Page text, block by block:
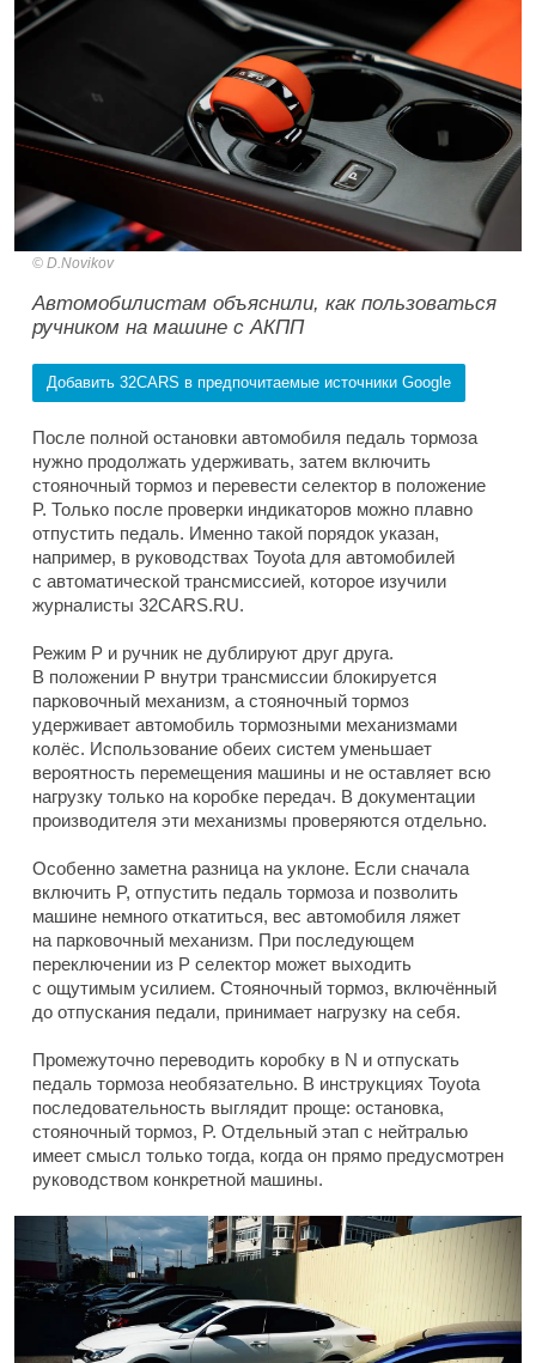
D.Novikov
Автомобилистам объяснили, как пользоваться
ручником на машине с АКПП
Добавить 32CARS в предпочитаемые источники Google
После полной остановки автомобиля педаль тормоза
нужно продолжать удерживать, затем включить
стояночный тормоз и перевести селектор в положение
P. Только после проверки индикаторов можно плавно
отпустить педаль. Именно такой порядок указан,
например, в руководствах Toyota для автомобилей
с автоматической трансмиссией, которое изучили
журналисты 32CARS.RU.
Режим P и ручник не дублируют друг друга.
В положении P внутри трансмиссии блокируется
парковочный механизм, а стояночный тормоз
удерживает автомобиль тормозными механизмами
колёс. Использование обеих систем уменьшает
вероятность перемещения машины и не оставляет всю
нагрузку только на коробке передач. В документации
производителя эти механизмы проверяются отдельно.
Особенно заметна разница на уклоне. Если сначала
включить P, отпустить педаль тормоза и позволить
машине немного откатиться, вес автомобиля ляжет
на парковочный механизм. При последующем
переключении из P селектор может выходить
с ощутимым усилием. Стояночный тормоз, включённый
до отпускания педали, принимает нагрузку на себя.
Промежуточно переводить коробку в N и отпускать
педаль тормоза необязательно. В инструкциях Toyota
последовательность выглядит проще: остановка,
стояночный тормоз, P. Отдельный этап с нейтралью
имеет смысл только тогда, когда он прямо предусмотрен
руководством конкретной машины.